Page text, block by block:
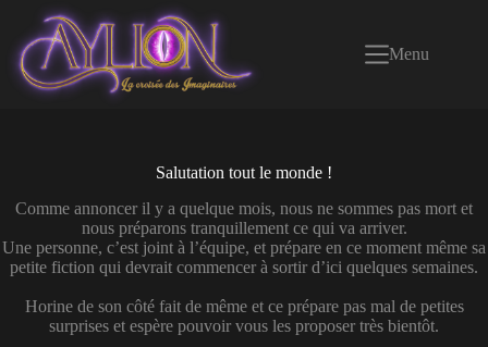
contenu
Menu
Salutation tout le monde !
Comme annoncer il y a quelque mois, nous ne sommes pas mort et
nous préparons tranquillement ce qui va arriver.
Une personne, c’est joint à l’équipe, et prépare en ce moment même sa
petite fiction qui devrait commencer à sortir d’ici quelques semaines.
Horine de son côté fait de même et ce prépare pas mal de petites
surprises et espère pouvoir vous les proposer très bientôt.